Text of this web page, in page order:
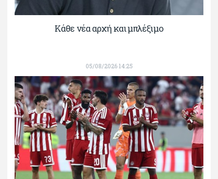
Κάθε νέα αρχή και μπλέξιμο
05/08/2026 14:25